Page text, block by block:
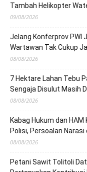
Tambah Helikopter
09/08/2026
Jelang Konferprov PWI
Wartawan Tak Cukup
08/08/2026
7 Hektare Lahan Tebu
Sengaja Disulut Masih
08/08/2026
Kabag Hukum dan
Polisi, Persoalan
08/08/2026
Petani Sawit Tolitoli